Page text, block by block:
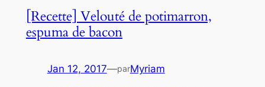
[Recette] Velouté de potimarron,
espuma de bacon
Jan 12, 2017—parMyriam